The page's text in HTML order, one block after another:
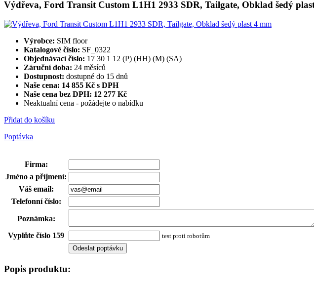
Výdřeva, Ford Transit Custom L1H1 2933 SDR, Tailgate, Obklad šedý
Výrobce: SIM floor
Katalogové číslo: SF_0322
Objednávací číslo: 17 30 1 12 (P) (HH) (M) (SA)
Záruční doba: 24 měsíců
Dostupnost: dostupné do 15 dnů
Naše cena: 14 855 Kč s DPH
Naše cena bez DPH: 12 277 Kč
Neaktualní cena - požádejte o nabídku
Přidat do košíku
Poptávka
Firma:
Jméno a příjmení:
Váš email:
Telefonní číslo:
Poznámka:
Vyplňte číslo 159
test proti robotům
Popis produktu: